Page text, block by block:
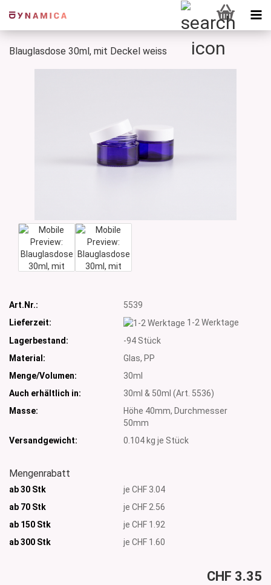
Blauglasdose 30ml, mit Deckel weiss
Art.Nr.:
5539
Lieferzeit:
1-2 Werktage
Lagerbestand:
-94 Stück
Material:
Glas, PP
Menge/Volumen:
30ml
Auch erhältlich in:
30ml & 50ml (Art. 5536)
Masse:
Höhe 40mm, Durchmesser
50mm
Versandgewicht:
0.104 kg je Stück
Mengenrabatt
ab 30 Stk
je CHF 3.04
ab 70 Stk
je CHF 2.56
ab 150 Stk
je CHF 1.92
ab 300 Stk je CHF 1.60
CHF 3.35